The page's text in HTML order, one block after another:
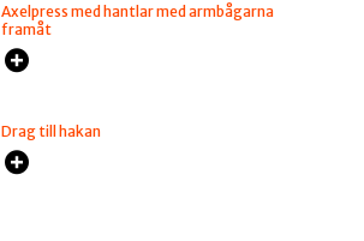
Axelpress med hantlar med armbågarna
framåt
Drag till hakan